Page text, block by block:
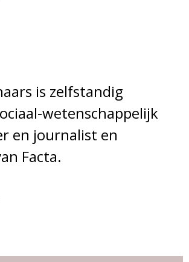
is zelfstandig
wetenschappelijk
en journalist en
Facta.